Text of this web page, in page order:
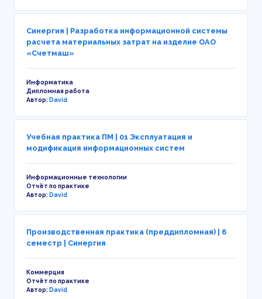
Синергия | Разработка информационной системы
расчета материальных затрат на изделие ОАО
«Счетмаш»
Информатика
Дипломная работа
Автор:David
Учебная практика ПМ | 01 Эксплуатация и
модификация информационных систем
Информационные технологии
Отчёт по практике
Автор:David
Производственная практика (преддипломная) | 6
семестр | Синергия
Коммерция
Отчёт по практике
Автор:David